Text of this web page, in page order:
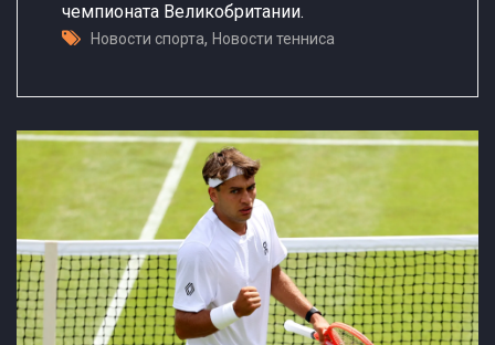
чемпионата Великобритании.
Новости спорта, Новости тенниса